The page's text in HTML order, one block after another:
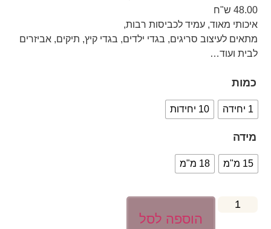
48.00 ש"ח
איכותי מאוד, עמיד לכביסות רבות,
מתאים לעיצוב סריגים, בגדי ילדים, בגדי קיץ, תיקים, אביזרים
לבית ועוד…
כמות
1 יחידה 10 יחידות
מידה
15 מ"מ 18 מ"מ
הוספה לסל